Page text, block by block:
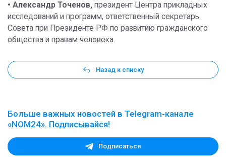
• Александр Точенов, президент Центра прикладных
исследований и программ, ответственный секретарь
Совета при Президенте РФ по развитию гражданского
общества и правам человека.
Назад к списку
Больше важных новостей в Telegram-канале
«NOM24». Подписывайся!
Подписаться